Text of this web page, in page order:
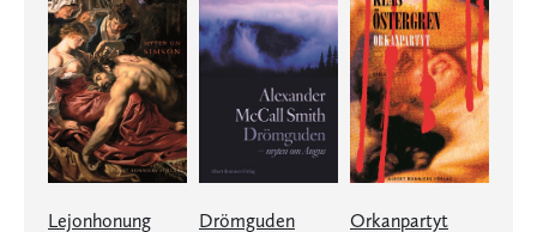
Lejonhonung Drömguden Orkanpartyt